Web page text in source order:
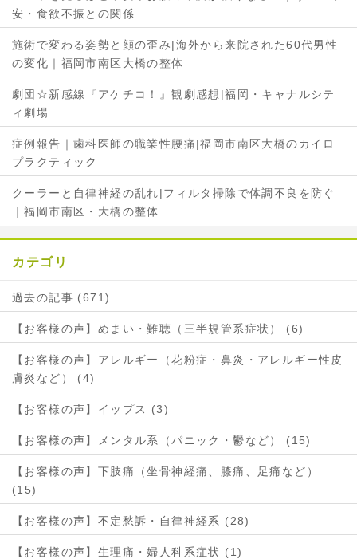
ェ
ア
安・食欲不振との関係
施術で変わる姿勢と顔の歪み|海外から来院された60代男性
の変化｜福岡市南区大橋の整体
劇団☆新感線『アケチコ！』観劇感想|福岡・キャナルシテ
ィ劇場
症例報告｜歯科医師の職業性腰痛|福岡市南区大橋のカイロ
プラクティック
クーラーと自律神経の乱れ|フィルタ掃除で体調不良を防ぐ
｜福岡市南区・大橋の整体
カテゴリ
過去の記事 (671)
【お客様の声】めまい・難聴（三半規管系症状） (6)
【お客様の声】アレルギー（花粉症・鼻炎・アレルギー性皮
膚炎など） (4)
【お客様の声】イップス (3)
【お客様の声】メンタル系（パニック・鬱など） (15)
【お客様の声】下肢痛（坐骨神経痛、膝痛、足痛など）
(15)
【お客様の声】不定愁訴・自律神経系 (28)
【お客様の声】生理痛・婦人科系症状 (1)